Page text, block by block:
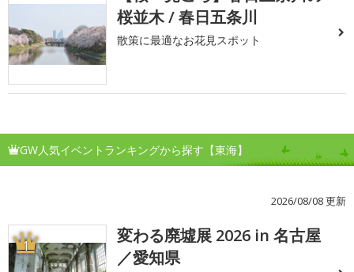
桜並木 / 春日五条川
散策に最適なお花見スポット
GW人気イベントランキングから探す【東海】
2026/08/08 更新
1
変わる廃墟展 2026 in 名古屋
／愛知県